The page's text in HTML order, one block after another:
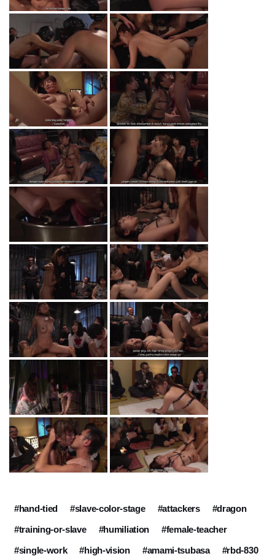
#hand-tied #slave-color-stage #attackers
#dragon
#training-or-slave
#humiliation
#female-teacher
#single-work
#high-vision #amami-tsubasa
#rbd-830